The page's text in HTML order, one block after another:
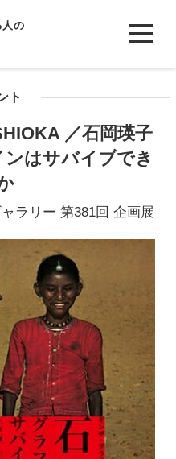
人の
ト
／石岡瑛子
はサバイブでき
ラリー 第381回 企画展